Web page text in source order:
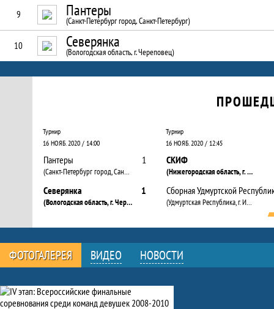
9 Пантеры
(Санкт-Петербург город, Санкт-Петербург)
10 Северянка
(Вологодская область, г. Череповец)
Календарь прошедших и будущих матчей
Турнир
16 НОЯБ. 2020 / 14:00
Пантеры
(Санкт-Петербург город, Санкт-Петербург)
1
Северянка
(Вологодская область, г. Череповец)
1
Турнир
16 НОЯБ. 2020 / 12:45
СКИФ
(Нижегородская область, г. Нижний Новгород)
Сборная Удмуртской
(Удмуртская Республика, г. Ижевск)
ФОТОГАЛЕРЕЯ ВИДЕО НОВОСТИ
Фото